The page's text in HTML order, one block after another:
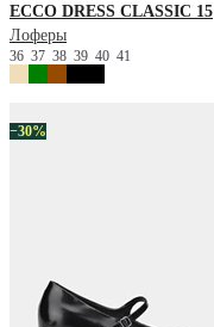
ECCO DRESS CLASSIC 15
Лоферы
36 37 38 39 40 41
−30%